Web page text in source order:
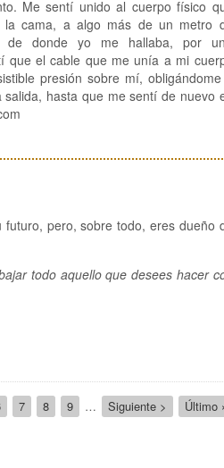
Me sentí unido al cuerpo físico
la cama, a algo más de un metro
de donde yo me hallaba, por
que el cable que me unía a mi
presión sobre mí, obligándome
hasta que me sentí de nuevo
pero, sobre todo, eres dueño
todo aquello que desees hacer
Page
7 Page
8 Page
9 …
Siguiente
página
Siguiente >
Última
página
Último